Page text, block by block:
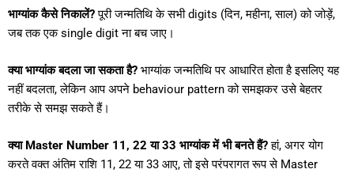
भाग्यांक कैसे निकालें?पूरी जन्मतिथि के सभी digits (दिन, महीना, साल) को जोड़ें,
जब तक एक single digit ना बच जाए।
क्या भाग्यांक बदला जा सकता है? भाग्यांक जन्मतिथि पर आधारित होता है इसलिए यह
नहीं बदलता, लेकिन आप अपने behaviour pattern को समझकर उसे बेहतर
तरीके से समझ सकते हैं।
क्या Master Number 11, 22 या 33 भाग्यांक में भी बनते हैं?हां, अगर योग
करते वक्त अंतिम राशि 11, 22 या 33 आए, तो इसे परंपरागत रूप से Master